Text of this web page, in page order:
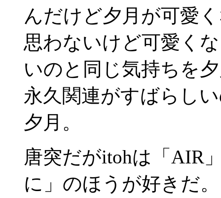
んだけど夕月が可愛
思わないけど可愛く
いのと同じ気持ちを
永久関連がすばらし
夕月。
唐突だがitohは「AIR
に」のほうが好きだ。